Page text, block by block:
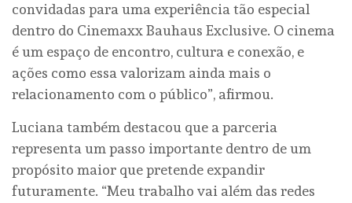
convidadas para uma experiência tão especial
dentro do Cinemaxx Bauhaus Exclusive. O cinema
é um espaço de encontro, cultura e conexão, e
ações como essa valorizam ainda mais o
relacionamento com o público”, afirmou.
Luciana também destacou que a parceria
representa um passo importante dentro de um
propósito maior que pretende expandir
futuramente. “Meu trabalho vai além das redes